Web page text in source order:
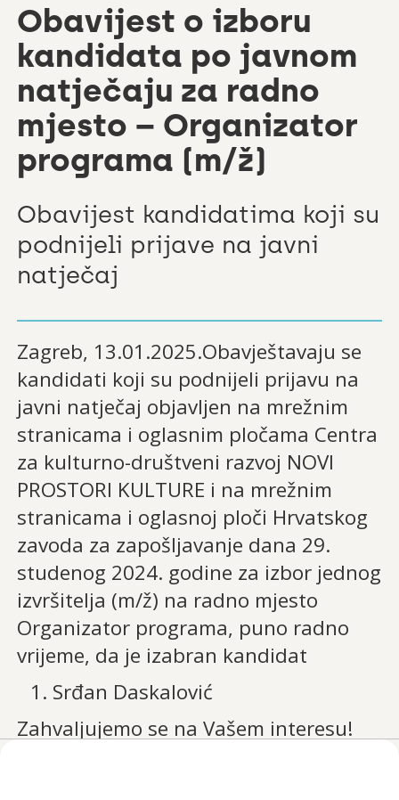
Obavijest o izboru
kandidata po javnom
natječaju za radno
mjesto – Organizator
programa (m/ž)
Obavijest kandidatima koji su
podnijeli prijave na javni
natječaj
Zagreb, 13.01.2025.Obavještavaju se
kandidati koji su podnijeli prijavu na
javni natječaj objavljen na mrežnim
stranicama i oglasnim pločama Centra
za kulturno-društveni razvoj NOVI
PROSTORI KULTURE i na mrežnim
stranicama i oglasnoj ploči Hrvatskog
zavoda za zapošljavanje dana 29.
studenog 2024. godine za izbor jednog
izvršitelja (m/ž) na radno mjesto
Organizator programa, puno radno
vrijeme, da je izabran kandidat
Srđan Daskalović
Zahvaljujemo se na Vašem interesu!